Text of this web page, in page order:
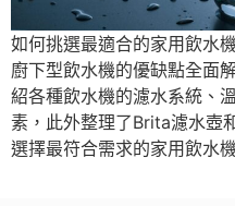
如何挑選最適合的家用飲水
廚下型飲水機的優缺點全面
紹各種飲水機的濾水系統、
素，此外整理了Brita濾水壺
選擇最符合需求的家用飲水